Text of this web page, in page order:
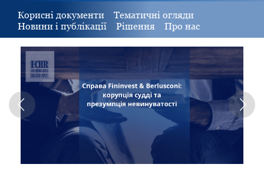
Корисні документи
Тематичні огляди
Новини і публікації
Рішення Про нас